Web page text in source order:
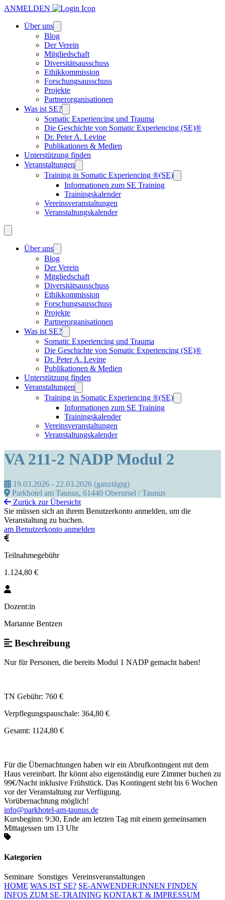
ANMELDEN
Über uns
Blog
Der Verein
Mitgliedschaft
Diversitätsausschuss
Ethikkommission
Forschungsausschuss
Projekte
Partnerorganisationen
Was ist SE?
Somatic Experiencing und Trauma
Die Geschichte von Somatic Experiencing (SE)®
Dr. Peter A. Levine
Publikationen & Medien
Unterstützung finden
Veranstaltungen
Training in Somatic Experiencing ®(SE)
Informationen zum SE Training
Trainingskalender
Vereinsveranstaltungen
Veranstaltungskalender
Über uns
Blog
Der Verein
Mitgliedschaft
Diversitätsausschuss
Ethikkommission
Forschungsausschuss
Projekte
Partnerorganisationen
Was ist SE?
Somatic Experiencing und Trauma
Die Geschichte von Somatic Experiencing (SE)®
Dr. Peter A. Levine
Publikationen & Medien
Unterstützung finden
Veranstaltungen
Training in Somatic Experiencing ®(SE)
Informationen zum SE Training
Trainingskalender
Vereinsveranstaltungen
Veranstaltungskalender
VA 211-2 NADP Modul 2
19.03.2026 - 22.03.2026 (ganztägig)
Parkhotel am Taunus, 61440 Oberursel / Taunus
Zurück zur Übersicht
Sie müssen sich an ihrem Benutzerkonto anmelden, um die
Veranstaltung zu buchen.
am Benutzerkonto anmelden
Teilnahmegebühr
1.124,80 €
Dozent:in
Marianne Bentzen
Beschreibung
Nur für Personen, die bereits Modul 1 NADP gemacht haben!
TN Gebühr: 760 €
Verpflegungspauschale: 364,80 €
Gesamt: 1124,80 €
Für die Übernachtungen haben wir ein Abrufkontingent mit dem
Haus vereinbart. Ihr könnt also eigenständig eure Zimmer buchen zu
99€/Nacht inklusive Frühstück. Das Kontingent steht bis 6 Wochen
vor der Veranstaltung zur Verfügung.
Vorübernachtung möglich!
info@parkhotel-am-taunus.de
Kursbeginn: 9:30, Ende am letzten Tag mit einem gemeinsamen
Mittagessen um 13 Uhr
Kategorien
Seminare Sonstiges Vereinsveranstaltungen
HOME WAS IST SE? SE-ANWENDER:INNEN FINDEN
INFOS ZUM SE-TRAINING KONTAKT & IMPRESSUM